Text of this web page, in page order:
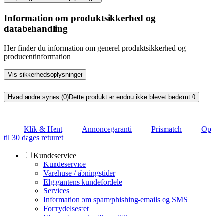
Information om produktsikkerhed og
databehandling
Her finder du information om generel produktsikkerhed og
producentinformation
Vis sikkerhedsoplysninger
Hvad andre synes (0)Dette produkt er endnu ikke blevet bedømt.0
Klik & Hent Annoncegaranti Prismatch
Op
til 30 dages returret
Kundeservice
Kundeservice
Varehuse / åbningstider
Elgigantens kundefordele
Services
Information om spam/phishing-emails og SMS
Fortrydelsesret